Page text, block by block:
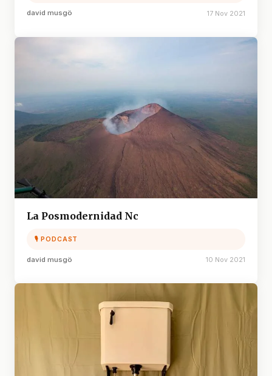
david musgö 17 Nov 2021
La Posmodernidad Nc
🎙 PODCAST
david musgö 10 Nov 2021